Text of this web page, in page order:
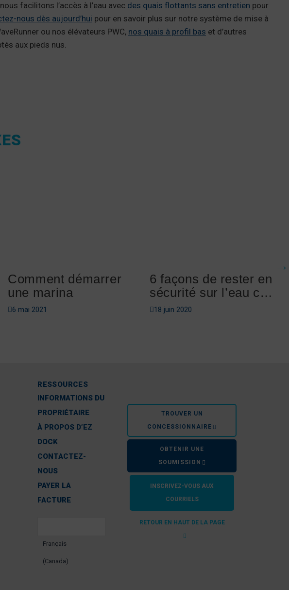
facilitons l’accès à l’eau avec des quais flottants sans entretien pour
nous dès aujourd’hui pour en savoir plus sur notre système de mise à
ou nos élévateurs PWC, nos quais à profil bas et d’autres
aux pieds nus.
Comment démarrer
une marina
6 mai 2021
6 façons de rester en
sécurité sur l’eau cet
été
18 juin 2020
RESSOURCES
INFORMATIONS DU
PROPRIÉTAIRE
À PROPOS D’EZ
DOCK
CONTACTEZ-
NOUS
PAYER LA
FACTURE
Français
(Canada)
TROUVER UN
CONCESSIONNAIRE
OBTENIR UNE
SOUMISSION
INSCRIVEZ-VOUS AUX
COURRIELS
RETOUR EN HAUT DE LA PAGE